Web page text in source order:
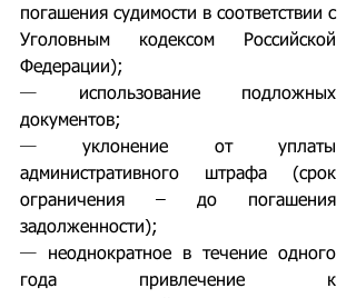
погашения судимости в соответствии с
Уголовным кодексом Российской
Федерации);
— использование подложных
документов;
— уклонение от уплаты
административного штрафа (срок
ограничения – до погашения
задолженности);
— неоднократное в течение одного
года привлечение к